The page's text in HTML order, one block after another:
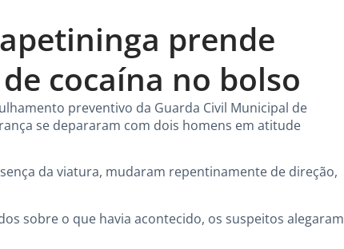
prende
cocaína no bolso
preventivo da Guarda Civil Municipal de
se depararam com dois homens em atitude
da viatura, mudaram repentinamente de direção,
sobre o que havia acontecido, os suspeitos alegaram